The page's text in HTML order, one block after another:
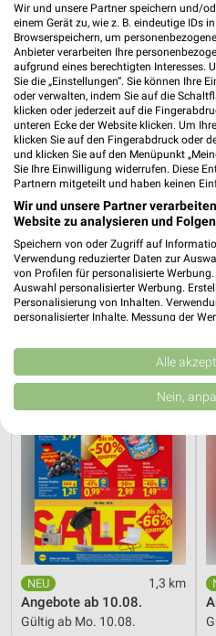
Adresse,
die Subway Filiale in
Adresse, Öffnungszeiten und
Subway Filiale in Lutherstadt
zu Deiner Lieblingsfiliale kannst
finden. Wenn Du auf der Suche
Subway bist, dann schau doch
und Angebote. Da ist sicher
Aktuelle Prospekte für
(Lutherstadt) und
13 Prospekte
Lidl
1,3 km
Angebote ab 10.08.
Gültig ab Mo. 10.08.
Wir und unsere Partner speichern und/
einem Gerät zu, wie z. B. eindeutige IDs
Browserspeichern, um
Anbieter verarbeiten Ihre
aufgrund eines berechtigten Interesses.
Sie die „Einstellungen“. Sie können Ihre
oder verwalten, indem Sie auf die
klicken oder jederzeit auf die
unteren Ecke der Website klicken. Um
klicken Sie auf den Fingerabdruck oder
und klicken Sie auf den Menüpunkt
Sie Ihre Einwilligung widerrufen. Diese
Partnern mitgeteilt und haben keinen
Wir und unsere Partner
Website zu analysieren und
Speichern von oder Zugriff auf
Verwendung reduzierter Daten zur
von Profilen für personalisierte
Auswahl personalisierter Werbung.
Personalisierung von Inhalten.
personalisierter Inhalte. Messung der
Kombinationen von Daten aus
Verbesserung der Angebote.
von Inhalten.
Daten können außerhalb der
Website/App.
Partnerliste anzeigen (1 IAB-
Wir nutzen Ihre Daten für folgende Zwecke:
IAB-Verarbeitungszwecke:
Speichern von oder Zugriff auf
auf einem Endgerät
Verwendung reduzierter Daten
Werbeanzeigen
Alle
Nein,